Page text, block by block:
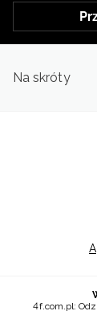
Na skróty
4f.com.pl: